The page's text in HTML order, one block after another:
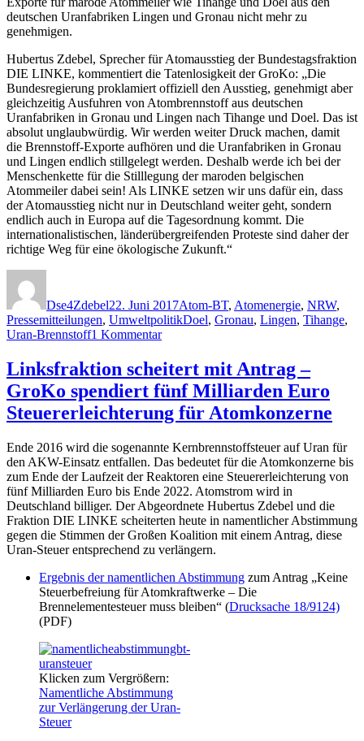
deutschen Uranfabriken Lingen und Gronau nicht mehr zu
genehmigen.
Hubertus Zdebel, Sprecher für Atomausstieg der Bundestagsfraktion
DIE LINKE, kommentiert die Tatenlosigkeit der GroKo: „Die
Bundesregierung proklamiert offiziell den Ausstieg, genehmigt aber
gleichzeitig Ausfuhren von Atombrennstoff aus deutschen
Uranfabriken in Gronau und Lingen nach Tihange und Doel. Das ist
absolut unglaubwürdig. Wir werden weiter Druck machen, damit
die Brennstoff-Exporte aufhören und die Uranfabriken in Gronau
und Lingen endlich stillgelegt werden. Deshalb werde ich bei der
Menschenkette für die Stilllegung der maroden belgischen
Atommeiler dabei sein! Als LINKE setzen wir uns dafür ein, dass
der Atomausstieg nicht nur in Deutschland weiter geht, sondern
endlich auch in Europa auf die Tagesordnung kommt. Die
internationalistischen, länderübergreifenden Proteste sind daher der
richtige Weg für eine ökologische Zukunft.“
Dse4Zdebel22. Juni 2017Atom-BT, Atomenergie, NRW,
Pressemitteilungen, UmweltpolitikSchlagwörter
Doel, Gronau, Lingen, Tihange,
Uran-Brennstoff1 Kommentarzu
für
Tihange
und
Co
stoppen
GroKo
lehnt
Antrag
der
LINKEN
ab
Linksfraktion scheitert mit Antrag –
GroKo spendiert fünf Milliarden Euro
Steuererleichterung für Atomkonzerne
Ende 2016 wird die sogenannte Kernbrennstoffsteuer auf Uran für
den AKW-Einsatz entfallen. Das bedeutet für die Atomkonzerne bis
zum Ende der Laufzeit der Reaktoren eine Steuererleichterung von
fünf Milliarden Euro bis Ende 2022. Atomstrom wird in
Deutschland billiger. Der Abgeordnete Hubertus Zdebel und die
Fraktion DIE LINKE scheiterten heute in namentlicher Abstimmung
gegen die Stimmen der Großen Koalition mit einem Antrag, diese
Uran-Steuer entsprechend zu verlängern.
Ergebnis der namentlichen Abstimmung zum Antrag „Keine
Steuerbefreiung für Atomkraftwerke ‒ Die
Brennelementesteuer muss bleiben“ (Drucksache 18/9124)
(PDF)
Klicken zum Vergrößern:
Namentliche Abstimmung
zur Verlängerung der Uran-
Steuer